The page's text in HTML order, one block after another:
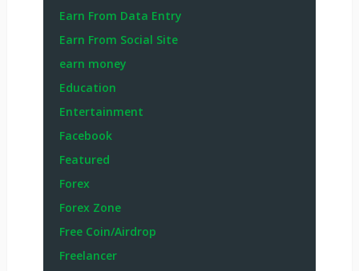
Earn From Data Entry
Earn From Social Site
earn money
Education
Entertainment
Facebook
Featured
Forex
Forex Zone
Free Coin/Airdrop
Freelancer